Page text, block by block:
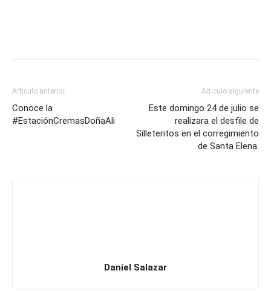
Artículo anterior
Conoce la
#EstaciónCremasDoñaAli
Artículo siguiente
Este domingo 24 de julio se
realizara el desfile de
Silleteritos en el corregimiento
de Santa Elena.
Daniel Salazar